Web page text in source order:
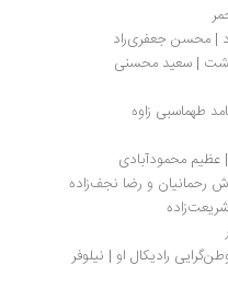
جعفری‌راد
محسنی
زاوه
محمودآبادی
و رضا نجف‌زاده
درباره کشف ایران؛ تقی ارانی و جهان‌وطن‌گرایی رادیکال او | نیلوفر